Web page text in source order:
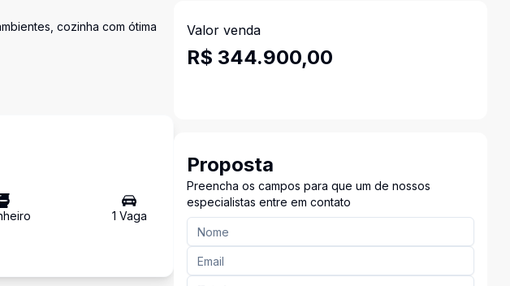
cozinha com ótima
1 Vaga
Valor venda
R$ 344.900,00
Proposta
Preencha os campos para que um de nossos
especialistas entre em contato